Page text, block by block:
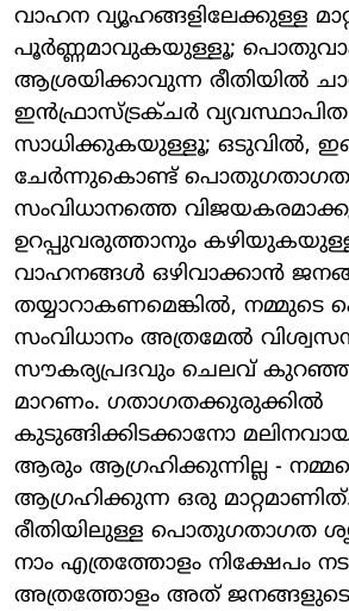
വാഹന വ്യൂഹങ്ങളിലേക്കുള്ള
പൂർണ്ണമാവുകയുള്ളൂ;
ആശ്രയിക്കാവുന്ന രീതിയിൽ
ഇൻഫ്രാസ്ട്രക്ചർ
സാധിക്കുകയുള്ളൂ; ഒടുവിൽ,
ചേർന്നുകൊണ്ട് പൊതുഗതാഗത
സംവിധാനത്തെ
ഉറപ്പുവരുത്താനും
വാഹനങ്ങൾ ഒഴിവാക്കാൻ
തയ്യാറാകണമെങ്കിൽ,
സംവിധാനം അത്രമേൽ
സൗകര്യപ്രദവും ചെലവ്
മാറണം. ഗതാഗതക്കുരുക്കിൽ
കുടുങ്ങിക്കിടക്കാനോ
ആരും ആഗ്രഹിക്കുന്നില്ല -
ആഗ്രഹിക്കുന്ന ഒരു മാറ്റമാണിത്.
രീതിയിലുള്ള പൊതുഗതാഗത
നാം എത്രത്തോളം നിക്ഷേപം
അത്രത്തോളം അത് ജനങ്ങളുടെ